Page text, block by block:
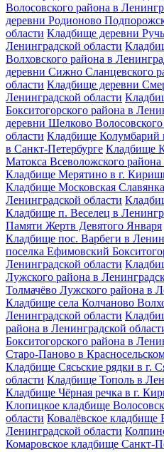
Волосовского района в
деревни Родионово
области Кладбище деревни
Ленинградской области
Волховского района в
деревни Сижно Сланцевского
области Кладбище деревни
Ленинградской области
Бокситогорского района в
деревни Шелково
области Кладбище Колумбарий
в Санкт-Петербурге Кладбище
Матокса Всеволожского
Кладбище Мерятино в г.
Кладбище Московская Славянка
Ленинградской области
Кладбище п. Веселец в
Памяти Жертв Девятого Января
Кладбище пос. Варбеги в
поселка Ефимовский
Ленинградской области
Лужского района в
Толмачёво Лужского района в
Кладбище села Колчаново
Ленинградской области
района в Ленинградской
Бокситогорского района в
Старо-Паново в
Кладбище Сясьские рядки в г.
области Кладбище Тополь в
Кладбище Чёрная речка в г.
Клопицкое кладбище
области Ковалёвское кладбище
Ленинградской области
Комаровское кладбище Санкт-